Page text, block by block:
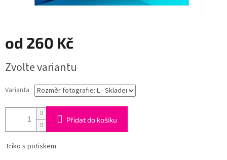
od 260 Kč
cena:
Zvolte variantu
Varianta
Přidat do košíku
Triko s potiskem